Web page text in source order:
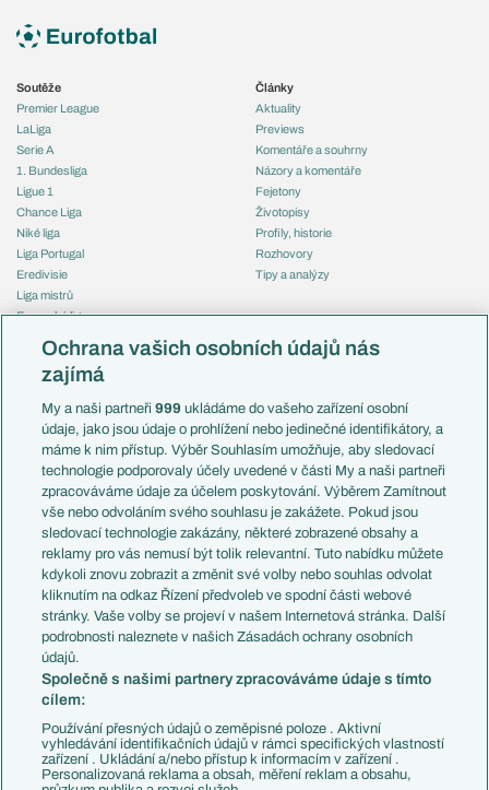
Soutěže
Premier League
LaLiga
Serie A
1. Bundesliga
Ligue 1
Chance Liga
Niké liga
Liga Portugal
Eredivisie
Liga mistrů
Evropská liga
Mistrovství světa
Liga národů
Témata
Představení týmů MS
EuroSkauting
PL v kostce
Evropské koeficienty
Přestupy
Přestupové spekulace
Zranění
Kluby
Arsenal FC
Chelsea FC
Manchester United
AC Milán
Juventus FC
Bayern Mnichov
FC Barcelona
Real Madrid
Články
Aktuality
Previews
Komentáře a souhrny
Názory a komentáře
Fejetony
Životopisy
Profily, historie
Rozhovory
Tipy a analýzy
Česko
Francie
Itálie
Německo
Španělsko
Argentina
Brazílie
Přestupy
Zápasy
Livescore
Tipovací soutěž
Ochrana vašich osobních údajů nás
zajímá
My a naši partneři999 ukládáme do vašeho zařízení osobní
údaje, jako jsou údaje o prohlížení nebo jedinečné identifikátory, a
máme k nim přístup. Výběr Souhlasím umožňuje, aby sledovací
technologie podporovaly účely uvedené v části My a naši partneři
zpracováváme údaje za účelem poskytování. Výběrem Zamítnout
vše nebo odvoláním svého souhlasu je zakážete. Pokud jsou
sledovací technologie zakázány, některé zobrazené obsahy a
reklamy pro vás nemusí být tolik relevantní. Tuto nabídku můžete
kdykoli znovu zobrazit a změnit své volby nebo souhlas odvolat
kliknutím na odkaz Řízení předvoleb ve spodní části webové
stránky. Vaše volby se projeví v našem Internetová stránka. Další
podrobnosti naleznete v našich Zásadách ochrany osobních
údajů.
Společně s našimi partnery zpracováváme údaje s tímto
cílem:
Používání přesných údajů o zeměpisné poloze . Aktivní
vyhledávání identifikačních údajů v rámci specifických vlastností
zařízení . Ukládání a/nebo přístup k informacím v zařízení .
Personalizovaná reklama a obsah, měření reklam a obsahu,